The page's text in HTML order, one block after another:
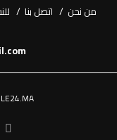
من نحن اتصل بنا
LE24.MA - جميع الحقوق محفوظة © 2024